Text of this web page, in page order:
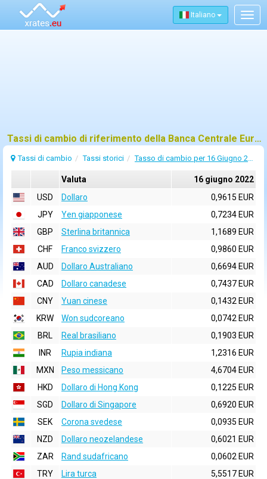
Italiano
Tassi di cambio di riferimento della Banca Centrale Europea (BCE) per 16 giugno 2022
Tassi di cambio Tassi storici Tasso di cambio per 16 Giugno 2022
Valuta
16 giugno 2022
USD
Dollaro
0,9615 EUR
JPY
Yen giapponese
0,7234 EUR
GBP
Sterlina britannica
1,1689 EUR
CHF
Franco svizzero
0,9860 EUR
AUD
Dollaro Australiano
0,6694 EUR
CAD
Dollaro canadese
0,7437 EUR
CNY
Yuan cinese
0,1432 EUR
KRW
Won sudcoreano
0,0742 EUR
BRL
Real brasiliano
0,1903 EUR
INR
Rupia indiana
1,2316 EUR
MXN
Peso messicano
4,6704 EUR
HKD
Dollaro di Hong Kong
0,1225 EUR
SGD
Dollaro di Singapore
0,6920 EUR
SEK
Corona svedese
0,0935 EUR
NZD
Dollaro neozelandese
0,6021 EUR
ZAR
Rand sudafricano
0,0602 EUR
TRY
Lira turca
5,5517 EUR